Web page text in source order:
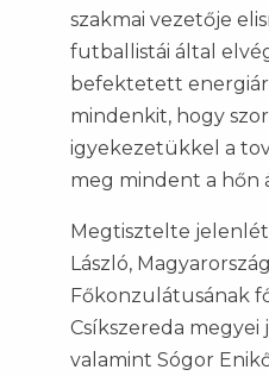
szakmai vezetője
futballistái által
befektetett
mindenkit, hogy
igyekezetükkel a
meg mindent a hőn
Megtisztelte
László,
Főkonzulátusának
Csíkszereda
valamint Sógor